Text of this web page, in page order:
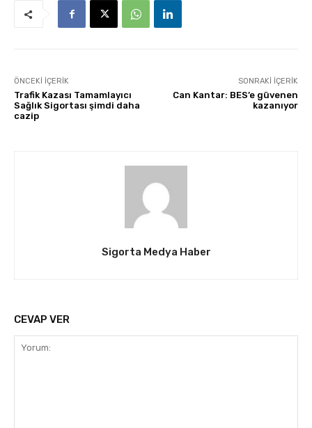
ÖNCEKI İÇERIK
Trafik Kazası Tamamlayıcı
Sağlık Sigortası şimdi daha
cazip
SONRAKI İÇERIK
Can Kantar: BES’e güvenen
kazanıyor
Sigorta Medya Haber
CEVAP VER